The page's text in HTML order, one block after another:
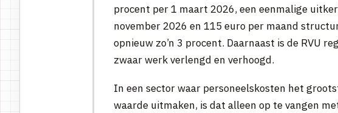
procent per 1 maart 2026, een eenmalige
november 2026 en 115 euro per maand
opnieuw zo’n 3 procent. Daarnaast is de RVU
zwaar werk verlengd en verhoogd.
In een sector waar personeelskosten het
waarde uitmaken, is dat alleen op te vangen